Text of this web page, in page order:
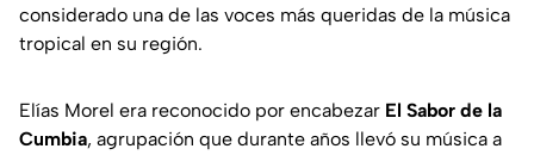
considerado una de las voces más queridas de la música
tropical en su región.
Elías Morel era reconocido por encabezar El Sabor de la
Cumbia, agrupación que durante años llevó su música a